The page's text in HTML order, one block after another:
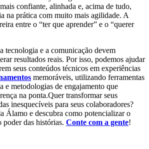
confiante, alinhada e, acima de tudo,
na prática com muito mais agilidade. A
entre o “ter que aprender” e o “querer
tecnologia e a comunicação devem
resultados reais. Por isso, podemos ajudar
seus conteúdos técnicos em experiências
memoráveis, utilizando ferramentas
e metodologias de engajamento que
na ponta.Quer transformar seus
inesquecíveis para seus colaboradores?
Álamo e descubra como potencializar o
poder das histórias. Conte com a gente!